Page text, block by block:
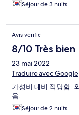
Séjour de 3 nuits
Avis vérifié
8/10 Très bien
23 mai 2022
Traduire avec Google
가성비 대비 적당함.
음.
Séjour de 2 nuits